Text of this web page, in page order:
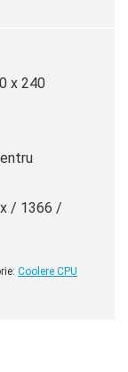
x 240
/ 1366 /
Coolere CPU